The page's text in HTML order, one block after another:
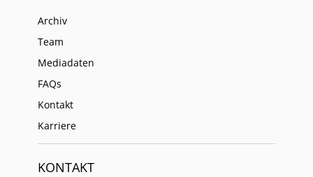
Archiv
Team
Mediadaten
FAQs
Kontakt
Karriere
KONTAKT